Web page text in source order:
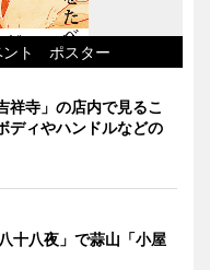
ント ポスター
祥寺」の店内で見るこ
ディやハンドルなどの
十八夜」で蒜山「小屋